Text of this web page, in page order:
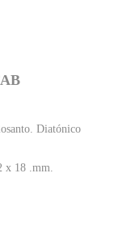
Diatónico
x 18 .mm.